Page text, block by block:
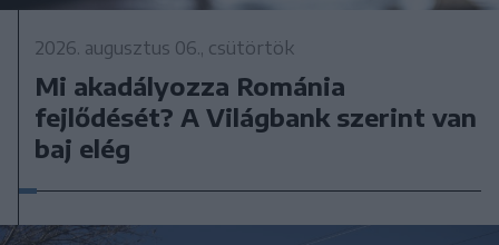
2026. augusztus 06., csütörtök
Mi akadályozza Románia
fejlődését? A Világbank szerint van
baj elég